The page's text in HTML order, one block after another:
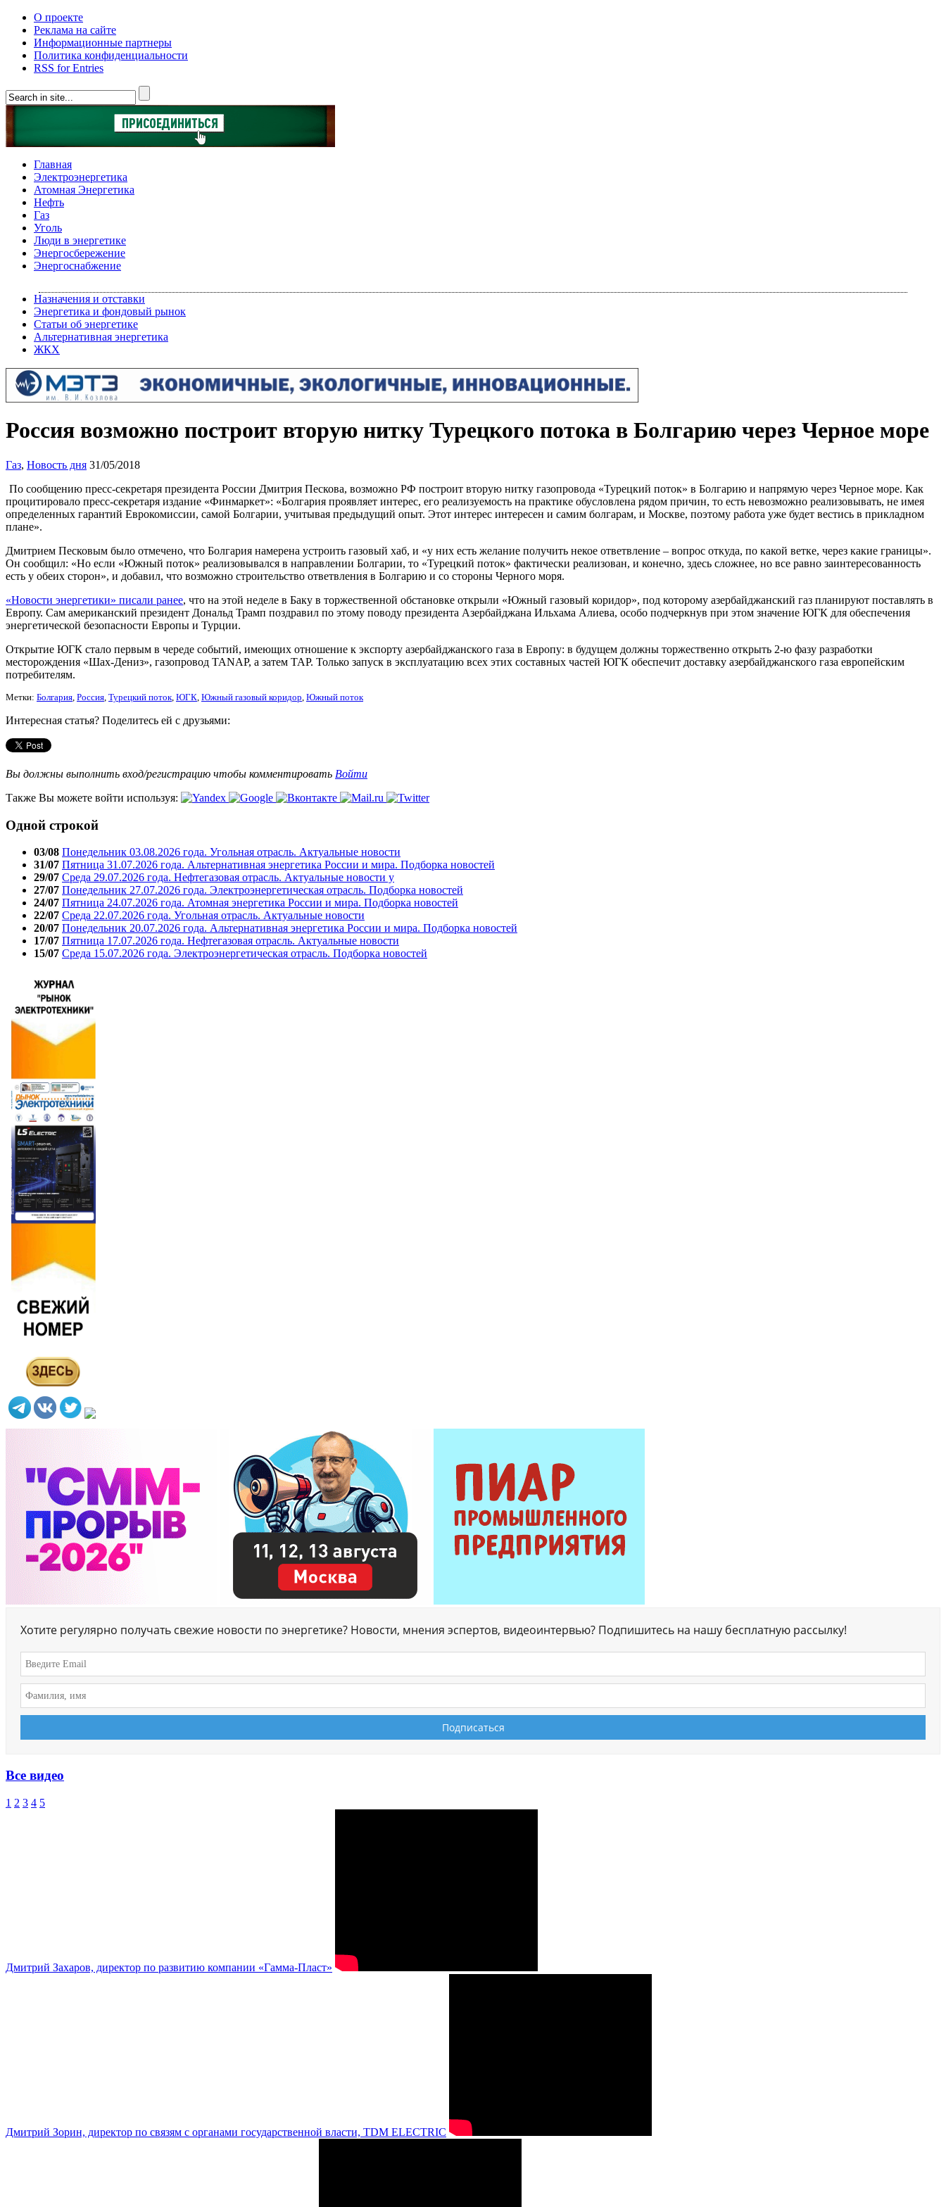
О проекте
Реклама на сайте
Информационные партнеры
Политика конфиденциальности
RSS for Entries
Главная
Электроэнергетика
Атомная Энергетика
Нефть
Газ
Уголь
Люди в энергетике
Энергосбережение
Энергоснабжение
Назначения и отставки
Энергетика и фондовый рынок
Статьи об энергетике
Альтернативная энергетика
ЖКХ
Россия возможно построит вторую нитку Турецкого потока в Болгарию через Черное море
Газ, Новость дня 31/05/2018
По сообщению пресс-секретаря президента России Дмитрия Пескова, возможно РФ построит вторую нитку газопровода «Турецкий поток» в Болгарию и напрямую через Черное море. Как
процитировало пресс-секретаря издание «Финмаркет»: «Болгария проявляет интерес, его реализуемость на практике обусловлена рядом причин, то есть невозможно реализовывать, не имея
определенных гарантий Еврокомиссии, самой Болгарии, учитывая предыдущий опыт. Этот интерес интересен и самим болгарам, и Москве, поэтому работа уже будет вестись в прикладном
плане».
Дмитрием Песковым было отмечено, что Болгария намерена устроить газовый хаб, и «у них есть желание получить некое ответвление – вопрос откуда, по какой ветке, через какие границы».
Он сообщил: «Но если «Южный поток» реализовывался в направлении Болгарии, то «Турецкий поток» фактически реализован, и конечно, здесь сложнее, но все равно заинтересованность
есть у обеих сторон», и добавил, что возможно строительство ответвления в Болгарию и со стороны Черного моря.
«Новости энергетики» писали ранее, что на этой неделе в Баку в торжественной обстановке открыли «Южный газовый коридор», под которому азербайджанский газ планируют поставлять в
Европу. Сам американский президент Дональд Трамп поздравил по этому поводу президента Азербайджана Ильхама Алиева, особо подчеркнув при этом значение ЮГК для обеспечения
энергетической безопасности Европы и Турции.
Открытие ЮГК стало первым в череде событий, имеющих отношение к экспорту азербайджанского газа в Европу: в будущем должны торжественно открыть 2-ю фазу разработки
месторождения «Шах-Дениз», газопровод TANAP, а затем ТАР. Только запуск в эксплуатацию всех этих составных частей ЮГК обеспечит доставку азербайджанского газа европейским
потребителям.
Метки: Болгария, Россия, Турецкий поток, ЮГК, Южный газовый коридор, Южный поток
Интересная статья? Поделитесь ей с друзьями:
Вы должны выполнить вход/регистрацию чтобы комментировать Войти
Также Вы можете войти используя:
Одной строкой
03/08 Понедельник 03.08.2026 года. Угольная отрасль. Актуальные новости
31/07 Пятница 31.07.2026 года. Альтернативная энергетика России и мира. Подборка новостей
29/07 Среда 29.07.2026 года. Нефтегазовая отрасль. Актуальные новости у
27/07 Понедельник 27.07.2026 года. Электроэнергетическая отрасль. Подборка новостей
24/07 Пятница 24.07.2026 года. Атомная энергетика России и мира. Подборка новостей
22/07 Среда 22.07.2026 года. Угольная отрасль. Актуальные новости
20/07 Понедельник 20.07.2026 года. Альтернативная энергетика России и мира. Подборка новостей
17/07 Пятница 17.07.2026 года. Нефтегазовая отрасль. Актуальные новости
15/07 Среда 15.07.2026 года. Электроэнергетическая отрасль. Подборка новостей
Хотите регулярно получать свежие новости по энергетике? Новости, мнения эспертов, видеоинтервью? Подпишитесь на нашу бесплатную рассылку!
Все видео
1 2 3 4 5
Дмитрий Захаров, директор по развитию компании «Гамма-Пласт»
Дмитрий Зорин, директор по связям с органами государственной власти, TDM ELECTRIC